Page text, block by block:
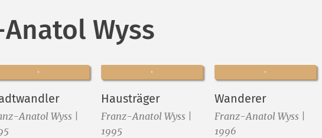
Wyss
Anatol Wyss |
Hausträger
Franz-Anatol Wyss |
1995
Wanderer
Franz-Anatol Wyss |
1996